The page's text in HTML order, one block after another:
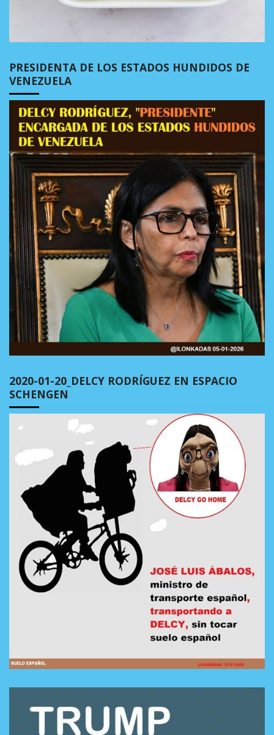
PRESIDENTA DE LOS ESTADOS HUNDIDOS DE
VENEZUELA
2020-01-20_DELCY RODRÍGUEZ EN ESPACIO
SCHENGEN